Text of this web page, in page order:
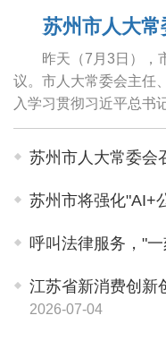
苏州市人大
昨天（7月3日），
议。市人大常委会主任
入学习贯彻习近平总书
会上发表的重要讲话精
科学内涵、理论品格、
苏州市人大常委会
苏州市将强化"AI+
呼叫法律服务，"
江苏省新消费创新
2026-07-04